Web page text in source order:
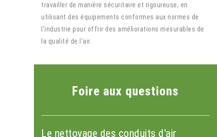
travailler de manière sécuritaire et rigoureuse, en
utilisant des équipements conformes aux normes de
l’industrie pour offrir des améliorations mesurables de
la qualité de l’air.
Foire aux questions
Le nettoyage des conduits d'air